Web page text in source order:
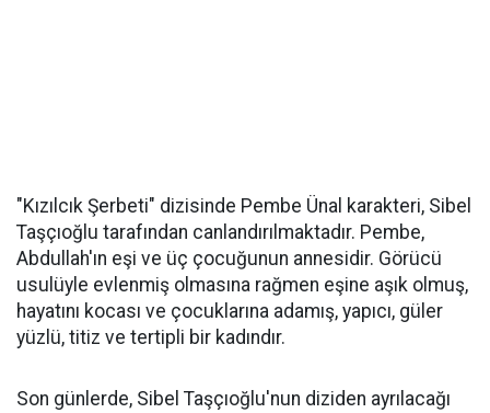
"Kızılcık Şerbeti" dizisinde Pembe Ünal karakteri, Sibel
Taşçıoğlu tarafından canlandırılmaktadır. Pembe,
Abdullah'ın eşi ve üç çocuğunun annesidir. Görücü
usulüyle evlenmiş olmasına rağmen eşine aşık olmuş,
hayatını kocası ve çocuklarına adamış, yapıcı, güler
yüzlü, titiz ve tertipli bir kadındır. ​
Son günlerde, Sibel Taşçıoğlu'nun diziden ayrılacağı